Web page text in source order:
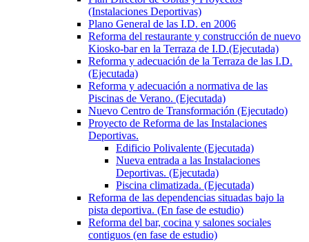
(Instalaciones Deportivas)
Plano General de las I.D. en 2006
Reforma del restaurante y construcción de nuevo
Kiosko-bar en la Terraza de I.D.(Ejecutada)
Reforma y adecuación de la Terraza de las I.D.
(Ejecutada)
Reforma y adecuación a normativa de las
Piscinas de Verano. (Ejecutada)
Nuevo Centro de Transformación (Ejecutado)
Proyecto de Reforma de las Instalaciones
Deportivas.
Edificio Polivalente (Ejecutada)
Nueva entrada a las Instalaciones
Deportivas. (Ejecutada)
Piscina climatizada. (Ejecutada)
Reforma de las dependencias situadas bajo la
pista deportiva. (En fase de estudio)
Reforma del bar, cocina y salones sociales
contiguos (en fase de estudio)